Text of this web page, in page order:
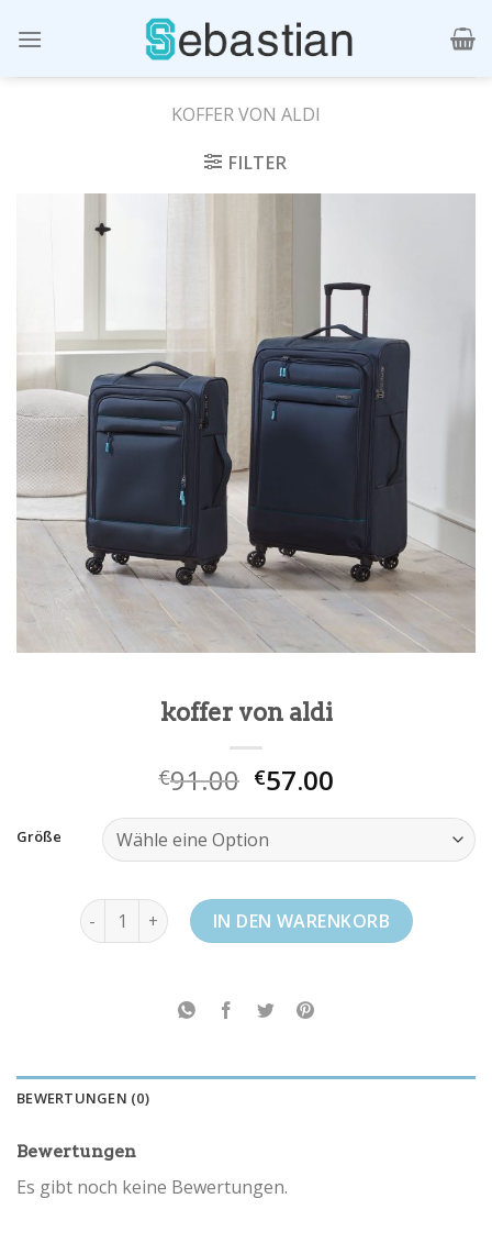
KOFFER VON ALDI
FILTER
koffer von aldi
€91.00 €57.00
Größe
koffer von aldi MengeIN DEN WARENKORB
BEWERTUNGEN (0)
Bewertungen
Es gibt noch keine Bewertungen.